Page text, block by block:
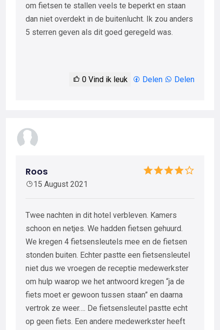
om fietsen te stallen veels te beperkt en staan
dan niet overdekt in de buitenlucht. Ik zou anders
5 sterren geven als dit goed geregeld was.
0 Vind ik leuk Delen Delen
Roos
15 August 2021
Twee nachten in dit hotel verbleven. Kamers
schoon en netjes. We hadden fietsen gehuurd.
We kregen 4 fietsensleutels mee en de fietsen
stonden buiten. Echter pastte een fietsensleutel
niet dus we vroegen de receptie medewerkster
om hulp waarop we het antwoord kregen “ja de
fiets moet er gewoon tussen staan” en daarna
vertrok ze weer…. De fietsensleutel pastte echt
op geen fiets. Een andere medewerkster heeft